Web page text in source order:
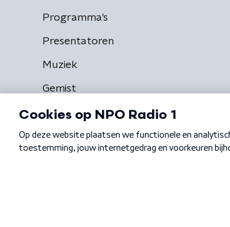
Programma's
Presentatoren
Muziek
Gemist
Algemene voorwaarden Privacybeleid